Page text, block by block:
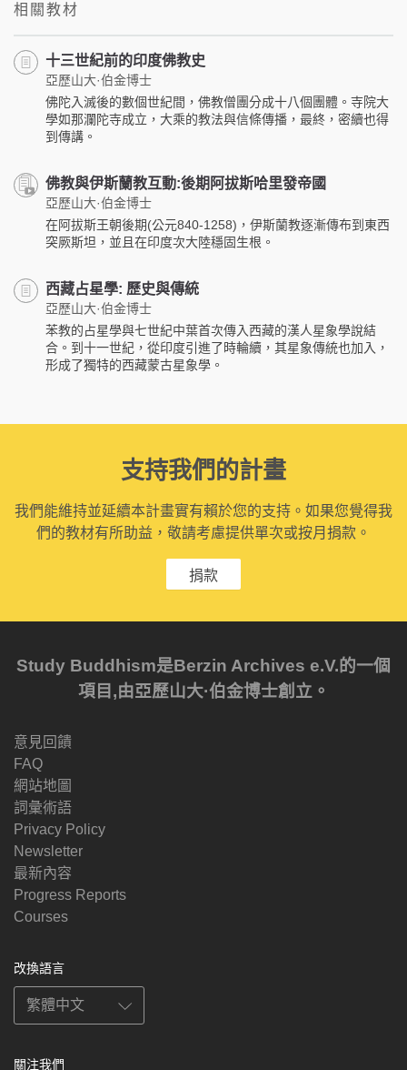
相關教材
十三世紀前的印度佛教史
亞歷山大·伯金博士
佛陀入滅後的數個世紀間，佛教僧團分成十八個團體。寺院大
學如那瀾陀寺成立，大乘的教法與信條傳播，最終，密續也得
到傳講。
佛教與伊斯蘭教互動:後期阿拔斯哈里發帝國
亞歷山大·伯金博士
在阿拔斯王朝後期(公元840-1258)，伊斯蘭教逐漸傳布到東西
突厥斯坦，並且在印度次大陸穩固生根。
西藏占星學: 歷史與傳統
亞歷山大·伯金博士
苯教的占星學與七世紀中葉首次傳入西藏的漢人星象學說結
合。到十一世紀，從印度引進了時輪續，其星象傳統也加入，
形成了獨特的西藏蒙古星象學。
支持我們的計畫
我們能維持並延續本計畫實有賴於您的支持。如果您覺得我
們的教材有所助益，敬請考慮提供單次或按月捐款。
捐款
Study Buddhism是Berzin Archives e.V.的一個
項目,由亞歷山大·伯金博士創立。
意見回饋
FAQ
網站地圖
詞彙術語
Privacy Policy
Newsletter
最新內容
Progress Reports
Courses
改換語言
關注我們